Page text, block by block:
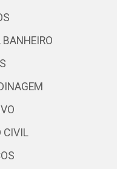
BANHEIRO
CIVIL